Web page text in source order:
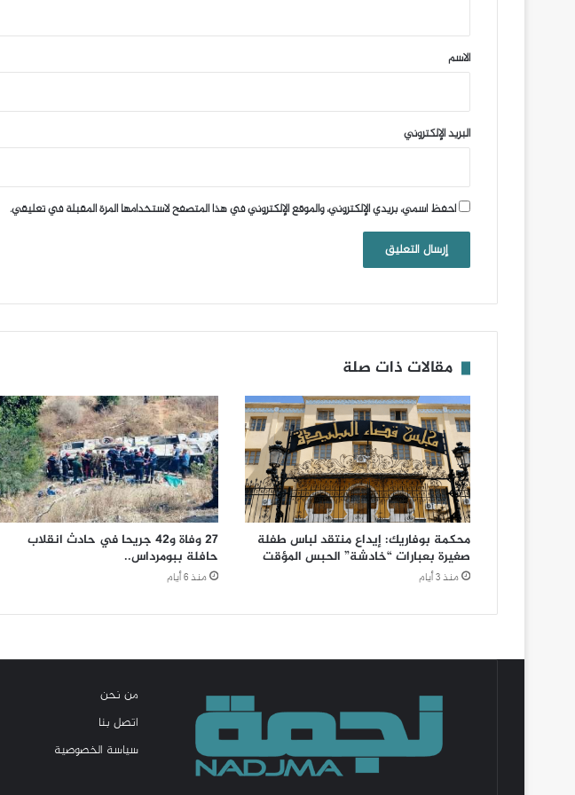
*
الاسم
البريد الإلكتروني
احفظ اسمي، بريدي الإلكتروني، والموقع الإلكتروني في هذا المتصفح لاستخدامها المرة المقبلة في تعليقي.
مقالات ذات صلة
محكمة بوفاريك: إيداع منتقد لباس طفلة
صغيرة بعبارات “خادشة” الحبس المؤقت
منذ 3 أيام
27 وفاة و42 جريحا في حادث انقلاب
حافلة ببومرداس..
منذ 6 أيام
من نحن
اتصل بنا
سياسة الخصوصية